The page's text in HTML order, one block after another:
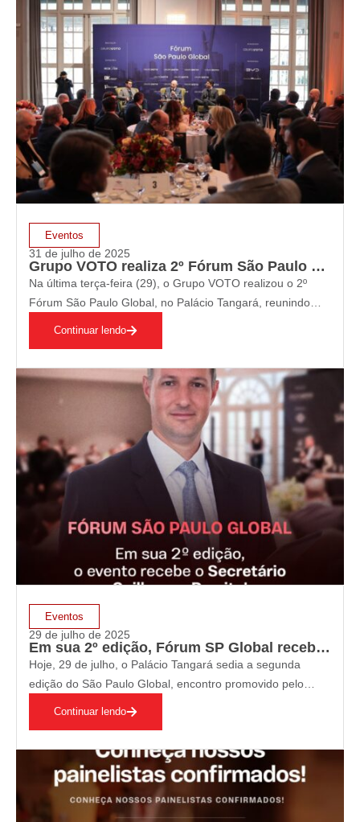
Eventos
31 de julho de 2025
Grupo VOTO realiza 2º Fórum São Paulo Global
Na última terça-feira (29), o Grupo VOTO realizou o 2º
Fórum São Paulo Global, no Palácio Tangará, reunindo
Estado.…
Continuar lendo
Eventos
29 de julho de 2025
Em sua 2º edição, Fórum SP Global receber Guilherme Derrite
Hoje, 29 de julho, o Palácio Tangará sedia a segunda
edição do São Paulo Global, encontro promovido pelo
Continuar lendo